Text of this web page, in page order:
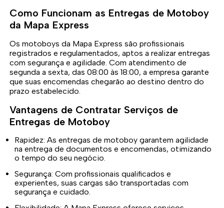
Como Funcionam as Entregas de Motoboy
da Mapa Express
Os motoboys da Mapa Express são profissionais
registrados e regulamentados, aptos a realizar entregas
com segurança e agilidade. Com atendimento de
segunda a sexta, das 08:00 às 18:00, a empresa garante
que suas encomendas chegarão ao destino dentro do
prazo estabelecido.
Vantagens de Contratar Serviços de
Entregas de Motoboy
Rapidez: As entregas de motoboy garantem agilidade
na entrega de documentos e encomendas, otimizando
o tempo do seu negócio.
Segurança: Com profissionais qualificados e
experientes, suas cargas são transportadas com
segurança e cuidado.